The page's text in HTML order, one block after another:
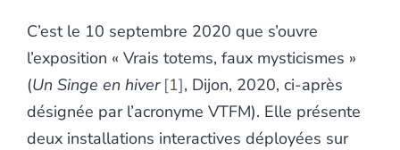
C’est le 10 septembre 2020 que s’ouvre
l’exposition « Vrais totems, faux mysticismes »
(Un Singe en hiver 1 , Dijon, 2020, ci-après
désignée par l’acronyme VTFM). Elle présente
deux installations interactives déployées sur